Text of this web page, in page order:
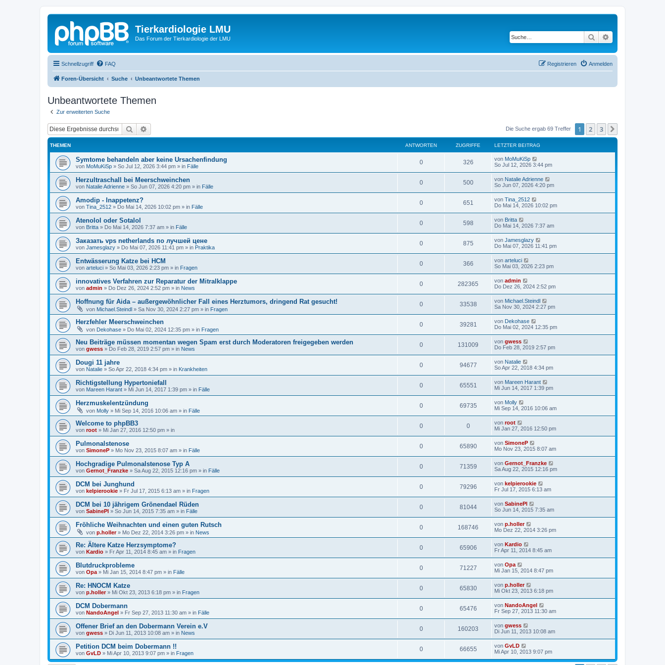
Tierkardiologie LMU
Das Forum der Tierkardiologie der LMU Suche
Schnellzugriff FAQ Anmelden
Registrieren
Foren-Übersicht Suche Unbeantwortete Themen
Unbeantwortete Themen
Zur erweiterten Suche
Suche Die Suche ergab 69 Treffer 1 2 3
THEMEN ANTWORTEN ZUGRIFFE LETZTER BEITRAG
Symtome behandeln aber keine Ursachenfindung
von MoMuKiSp » So Jul 12, 2026 3:44 pm » in Fälle
0 326 von MoMuKiSp
So Jul 12, 2026 3:44 pm
Herzultraschall bei Meerschweinchen
von Natalie Adrienne » So Jun 07, 2026 4:20 pm » in Fälle
0 500 von Natalie Adrienne
So Jun 07, 2026 4:20 pm
Amodip - Inappetenz?
von Tina_2512 » Do Mai 14, 2026 10:02 pm » in Fälle
0 651 von Tina_2512
Do Mai 14, 2026 10:02 pm
Atenolol oder Sotalol
von Britta » Do Mai 14, 2026 7:37 am » in Fälle
0 598 von Britta
Do Mai 14, 2026 7:37 am
Заказать vps netherlands по лучшей цене
von Jamesglazy » Do Mai 07, 2026 11:41 pm » in Praktika
0 875 von Jamesglazy
Do Mai 07, 2026 11:41 pm
Entwässerung Katze bei HCM
von arteluci » So Mai 03, 2026 2:23 pm » in Fragen
0 366 von arteluci
So Mai 03, 2026 2:23 pm
innovatives Verfahren zur Reparatur der Mitralklappe
von admin » Do Dez 26, 2024 2:52 pm » in News
0 282365 von admin
Do Dez 26, 2024 2:52 pm
Hoffnung für Aida – außergewöhnlicher Fall eines Herztumors, dringend Rat gesucht!
von Michael.Steindl » Sa Nov 30, 2024 2:27 pm » in Fragen
0 33538 von Michael.Steindl
Sa Nov 30, 2024 2:27 pm
Herzfehler Meerschweinchen
von Dekohase » Do Mai 02, 2024 12:35 pm » in Fragen
0 39281 von Dekohase
Do Mai 02, 2024 12:35 pm
Neu Beiträge müssen momentan wegen Spam erst durch Moderatoren freigegeben werden
von gwess » Do Feb 28, 2019 2:57 pm » in News
0 131009 von gwess
Do Feb 28, 2019 2:57 pm
Dougi 11 jahre
von Natalie » So Apr 22, 2018 4:34 pm » in Krankheiten
0 94677 von Natalie
So Apr 22, 2018 4:34 pm
Richtigstellung Hypertoniefall
von Mareen Harant » Mi Jun 14, 2017 1:39 pm » in Fälle
0 65551 von Mareen Harant
Mi Jun 14, 2017 1:39 pm
Herzmuskelentzündung
von Molly » Mi Sep 14, 2016 10:06 am » in Fälle
0 69735 von Molly
Mi Sep 14, 2016 10:06 am
Welcome to phpBB3
von root » Mi Jan 27, 2016 12:50 pm » in
0 0 von root
Mi Jan 27, 2016 12:50 pm
Pulmonalstenose
von SimoneP » Mo Nov 23, 2015 8:07 am » in Fälle
0 65890 von SimoneP
Mo Nov 23, 2015 8:07 am
Hochgradige Pulmonalstenose Typ A
von Gernot_Franzke » Sa Aug 22, 2015 12:16 pm » in Fälle
0 71359 von Gernot_Franzke
Sa Aug 22, 2015 12:16 pm
DCM bei Junghund
von kelpierookie » Fr Jul 17, 2015 6:13 am » in Fragen
0 79296 von kelpierookie
Fr Jul 17, 2015 6:13 am
DCM bei 10 jährigem Grönendael Rüden
von SabinePl » So Jun 14, 2015 7:35 am » in Fälle
0 81044 von SabinePl
So Jun 14, 2015 7:35 am
Fröhliche Weihnachten und einen guten Rutsch
von p.holler» Mo Dez 22, 2014 3:26 pm » in News
0 168746 von p.holler
Mo Dez 22, 2014 3:26 pm
Re: Ältere Katze Herzsymptome?
von Kardio » Fr Apr 11, 2014 8:45 am » in Fragen
0 65906 von Kardio
Fr Apr 11, 2014 8:45 am
Blutdruckprobleme
von Opa » Mi Jan 15, 2014 8:47 pm » in Fälle
0 71227 von Opa
Mi Jan 15, 2014 8:47 pm
Re: HNOCM Katze
von p.holler» Mi Okt 23, 2013 6:18 pm » in Fragen
0 65830 von p.holler
Mi Okt 23, 2013 6:18 pm
DCM Dobermann
von NandoAngel » Fr Sep 27, 2013 11:30 am » in Fälle
0 65476 von NandoAngel
Fr Sep 27, 2013 11:30 am
Offener Brief an den Dobermann Verein e.V
von gwess » Di Jun 11, 2013 10:08 am » in News
0 160203 von gwess
Di Jun 11, 2013 10:08 am
Petition DCM beim Dobermann !!
von GvLD » Mi Apr 10, 2013 9:07 pm » in Fragen
0 66655 von GvLD
Mi Apr 10, 2013 9:07 pm